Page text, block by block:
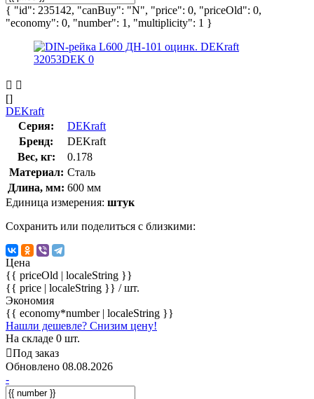
{ "id": 235142, "canBuy": "N", "price": 0, "priceOld": 0,
"economy": 0, "number": 1, "multiplicity": 1 }
[]
DEKraft
Серия:
DEKraft
Бренд:
DEKraft
Вес, кг:
0.178
Материал: Сталь
Длина, мм: 600 мм
Единица измерения: штук
Сохранить или поделиться с близкими:
Цена
{{ priceOld | localeString }}
{{ price | localeString }} / шт.
Экономия
{{ economy*number | localeString }}
Нашли дешевле? Снизим цену!
На складе 0 шт.
Под заказ
Обновлено 08.08.2026
-